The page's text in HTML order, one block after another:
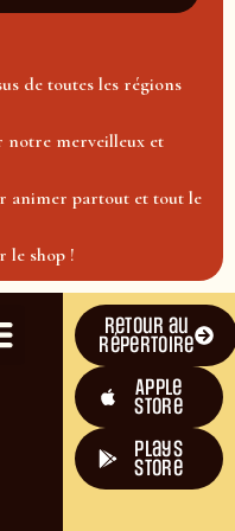
de toutes les régions
notre merveilleux et
animer partout et tout le
le shop !
Retour au
répertoire
Apple
Store
plays
store